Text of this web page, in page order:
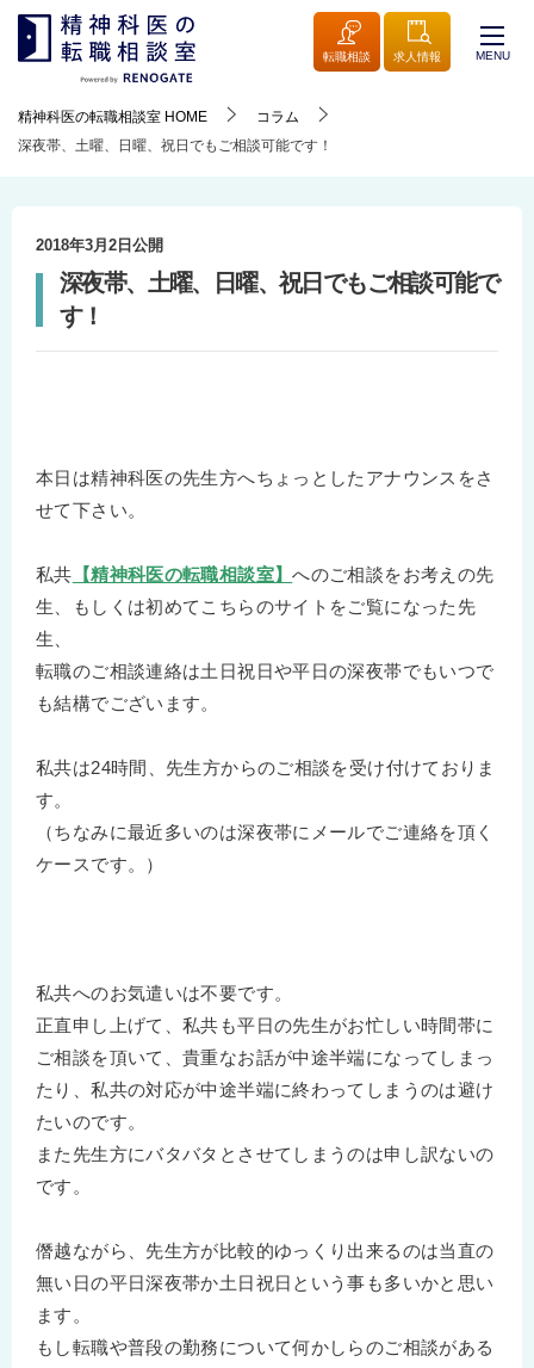
転職相談 求人情報 MENU
精神科医の転職相談室 HOME
コラム
深夜帯、土曜、日曜、祝日でもご相談可能です！
2018年3月2日 公開
深夜帯、土曜、日曜、祝日でもご相談可能で
す！
本日は精神科医の先生方へちょっとしたアナウンスをさ
せて下さい。
私共 【精神科医の転職相談室】へのご相談をお考えの先
生、もしくは初めてこちらのサイトをご覧になった先
生、
転職のご相談連絡は土日祝日や平日の深夜帯でもいつで
も結構でございます。
私共は24時間、先生方からのご相談を受け付けておりま
す。
（ちなみに最近多いのは深夜帯にメールでご連絡を頂く
ケースです。）
私共へのお気遣いは不要です。
正直申し上げて、私共も平日の先生がお忙しい時間帯に
ご相談を頂いて、貴重なお話が中途半端になってしまっ
たり、私共の対応が中途半端に終わってしまうのは避け
たいのです。
また先生方にバタバタとさせてしまうのは申し訳ないの
です。
僭越ながら、先生方が比較的ゆっくり出来るのは当直の
無い日の平日深夜帯か土日祝日という事も多いかと思い
ます。
もし転職や普段の勤務について何かしらのご相談がある